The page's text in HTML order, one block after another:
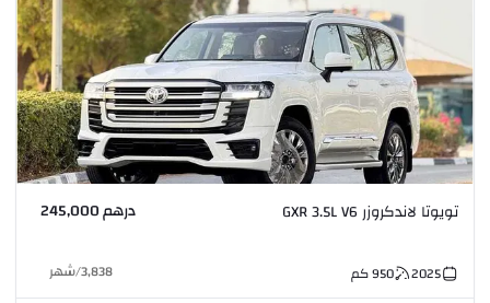
تويوتا لاندكروزر GXR 3.5L V6 درهم 245,000
2025
950كم 3,838
/شهر